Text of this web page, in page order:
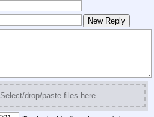
Select/drop/paste files here